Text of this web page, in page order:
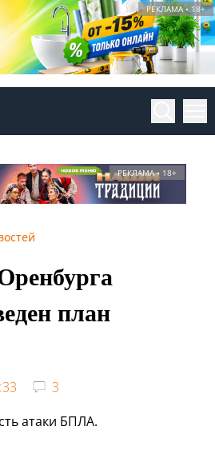
РЕКЛАМА • 18+
РЕКЛАМА • 18+
план
3
атаки БПЛА.